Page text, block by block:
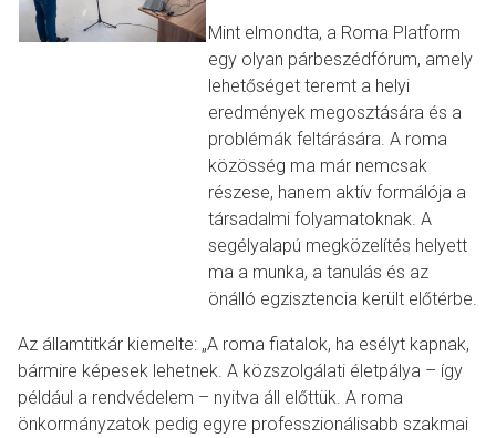
Mint elmondta, a Roma Platform
egy olyan párbeszédfórum, amely
lehetőséget teremt a helyi
eredmények megosztására és a
problémák feltárására. A roma
közösség ma már nemcsak
részese, hanem aktív formálója a
társadalmi folyamatoknak. A
segélyalapú megközelítés helyett
ma a munka, a tanulás és az
önálló egzisztencia került előtérbe.
Az államtitkár kiemelte: „A roma fiatalok, ha esélyt kapnak,
bármire képesek lehetnek. A közszolgálati életpálya – így
például a rendvédelem – nyitva áll előttük. A roma
önkormányzatok pedig egyre professzionálisabb szakmai